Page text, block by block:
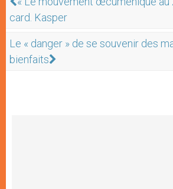
card. Kasper
Le « danger » de se souvenir des
bienfaits